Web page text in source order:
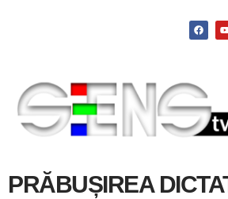
PRĂBUȘIREA